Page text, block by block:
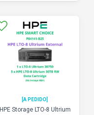
[A PEDIDO]
HPE Storage LTO-8 Ultrium